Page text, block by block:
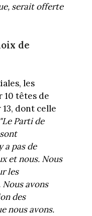
serait offerte
de
les
10 têtes de
dont celle
"Le Parti de
a pas de
et nous. Nous
les
avons
des
nous avons.